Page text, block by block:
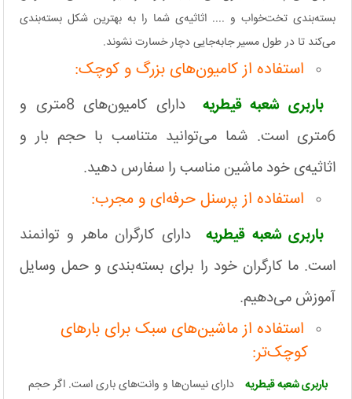
بسته‌بندی تخت‌خواب و .... اثاثیه‌ی شما را به بهترین شکل بسته‌بندی
می‌کند تا در طول مسیر جابه‌جایی دچار خسارت نشوند.
استفاده از کامیون‌های بزرگ و کوچک:
باربری شعبه قیطریه
دارای کامیون‌های 8متری و
6متری است. شما می‌توانید متناسب با حجم بار و
اثاثیه‌ی خود ماشین مناسب را سفارس دهید.
استفاده از پرسنل حرفه‌ای و مجرب:
باربری شعبه قیطریه دارای کارگران ماهر و توانمند
است. ما کارگران خود را برای بسته‌بندی و حمل وسایل
آموزش می‌دهیم.
استفاده از ماشین‌های سبک برای بارهای
کوچک‌تر:
باربری شعبه قیطریه دارای نیسان‌ها و وانت‌های باری است. اگر حجم